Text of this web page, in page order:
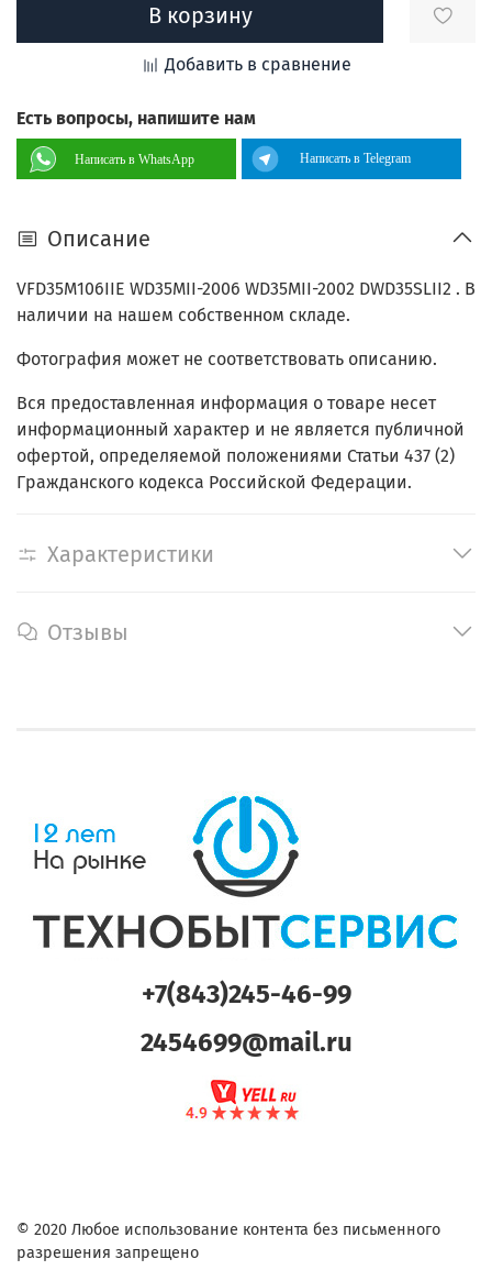
В корзину
Добавить в сравнение
Есть вопросы, напишите нам
Написать в WhatsApp Написать в Telegram
Описание
VFD35M106IIE WD35MII-2006 WD35MII-2002 DWD35SLII2 . В
наличии на нашем собственном складе.
Фотография может не соответствовать описанию.
Вся предоставленная информация о товаре несет
информационный характер и не является публичной
офертой, определяемой положениями Статьи 437 (2)
Гражданского кодекса Российской Федерации.
Характеристики
Отзывы
+7(843)245-46-99
2454699@mail.ru
© 2020 Любое использование контента без письменного
разрешения запрещено